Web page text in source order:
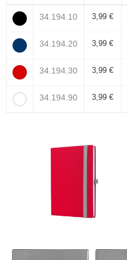
34.194.10 3,99 €
34.194.20 3,99 €
34.194.30 3,99 €
34.194.90 3,99 €